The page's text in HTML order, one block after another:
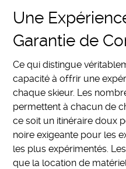
Une
Garantie de
Ce qui distingue
capacité à offrir une
chaque skieur. Les
permettent à chacun de
ce soit un itinéraire doux
noire exigeante pour les
les plus expérimentés.
que la location de